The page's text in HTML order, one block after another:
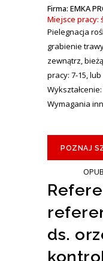
Firma: EMKA
Miejsce pracy:
Pielegnacja
grabienie
zewnątrz,
pracy: 7-15,
Wymagania
POZNAJ
ds.